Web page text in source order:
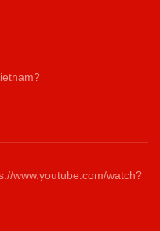
www.youtube.com/watch?